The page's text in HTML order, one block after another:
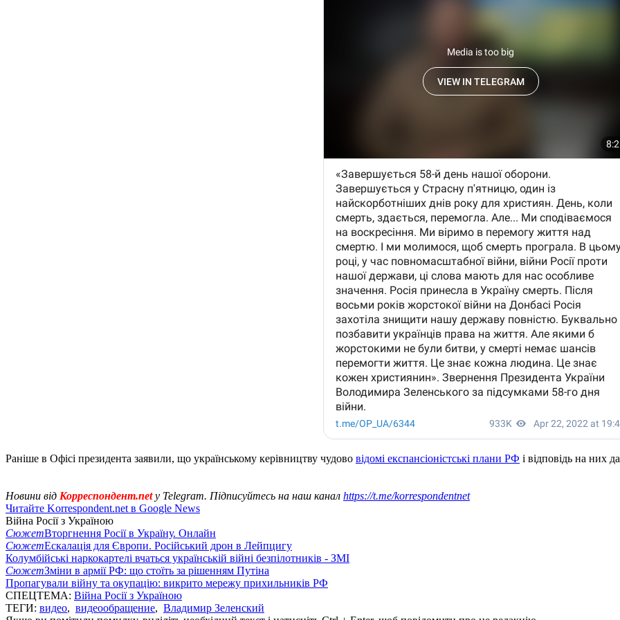
Раніше в Офісі президента заявили, що українському керівництву чудово відомі експансіоністські плани РФ і відповідь на них
Новини від Корреспондент.netу Telegram. Підписуйтесь на наш канал https://t.me/korrespondentnet
Читайте Korrespondent.net в Google News
Війна Росії з Україною
СюжетВторгнення Росії в Україну. Онлайн
СюжетЕскалація для Європи. Російський дрон в Лейпцигу
Колумбійські наркокартелі вчаться українській війні безпілотників - ЗМІ
СюжетЗміни в армії РФ: що стоїть за рішенням Путіна
Пропагували війну та окупацію: викрито мережу прихильників РФ
СПЕЦТЕМА: Війна Росії з Україною
ТЕГИ: видео, видеообращение, Владимир Зеленский